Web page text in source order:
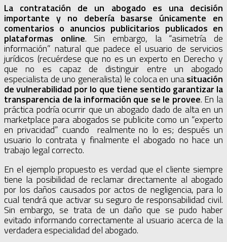
La contratación de un abogado es una decisión
importante y no debería basarse únicamente en
comentarios o anuncios publicitarios publicados en
plataformas online. Sin embargo, la “asimetría de
información” natural que padece el usuario de servicios
jurídicos (recuérdese que no es un experto en Derecho y
que no es capaz de distinguir entre un abogado
especialista de uno generalista) le coloca en unasituación
de vulnerabilidad por lo que tiene sentido garantizar la
transparencia de la información que se le provee. En la
práctica podría ocurrir que un abogado dado de alta en un
marketplace para abogados se publicite como un “experto
en privacidad” cuando realmente no lo es; después un
usuario lo contrata y finalmente el abogado no hace un
trabajo legal correcto.
En el ejemplo propuesto es verdad que el cliente siempre
tiene la posibilidad de reclamar directamente al abogado
por los daños causados por actos de negligencia, para lo
cual tendrá que activar su seguro de responsabilidad civil.
Sin embargo, se trata de un daño que se pudo haber
evitado informando correctamente al usuario acerca de la
verdadera especialidad del abogado.